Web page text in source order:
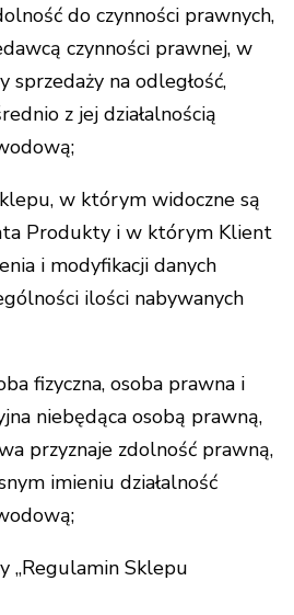
do czynności prawnych,
czynności prawnej, w
sprzedaży na odległość,
z jej działalnością
w którym widoczne są
Produkty i w którym Klient
i modyfikacji danych
ilości nabywanych
fizyczna, osoba prawna i
niebędąca osobą prawną,
przyznaje zdolność prawną,
imieniu działalność
„Regulamin Sklepu